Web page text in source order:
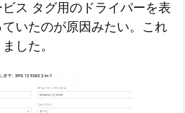
ス タグ用のドライバーを表
いたのが原因みたい。これ
した。